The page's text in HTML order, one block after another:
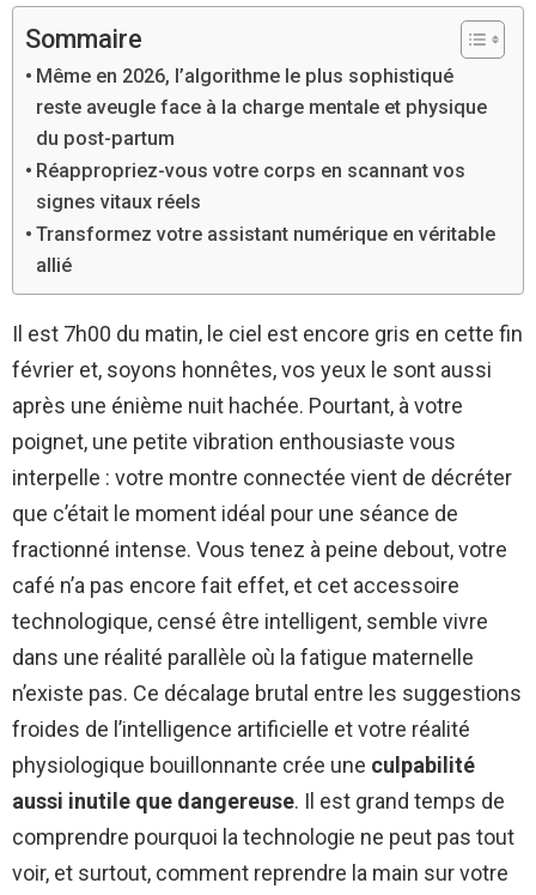
Sommaire
Même en 2026, l’algorithme le plus sophistiqué
reste aveugle face à la charge mentale et physique
du post-partum
Réappropriez-vous votre corps en scannant vos
signes vitaux réels
Transformez votre assistant numérique en véritable
allié
Il est 7h00 du matin, le ciel est encore gris en cette fin
février et, soyons honnêtes, vos yeux le sont aussi
après une énième nuit hachée. Pourtant, à votre
poignet, une petite vibration enthousiaste vous
interpelle : votre montre connectée vient de décréter
que c’était le moment idéal pour une séance de
fractionné intense. Vous tenez à peine debout, votre
café n’a pas encore fait effet, et cet accessoire
technologique, censé être intelligent, semble vivre
dans une réalité parallèle où la fatigue maternelle
n’existe pas. Ce décalage brutal entre les suggestions
froides de l’intelligence artificielle et votre réalité
physiologique bouillonnante crée une culpabilité
aussi inutile que dangereuse. Il est grand temps de
comprendre pourquoi la technologie ne peut pas tout
voir, et surtout, comment reprendre la main sur votre